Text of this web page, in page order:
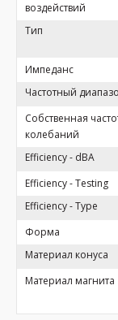
воздействий
Тип
Импеданс
Частотный
Собственная
колебаний
Efficiency - dBA
Efficiency - Testing
Efficiency - Type
Форма
Материал конуса
Материал магнита